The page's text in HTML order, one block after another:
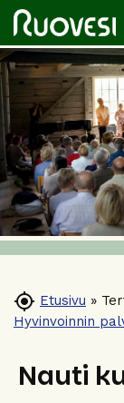
 Etusivu »
Hyvinvoinnin
Nauti